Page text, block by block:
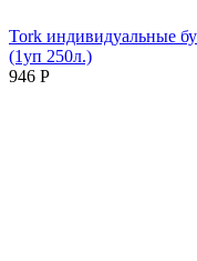
Tork индивидуальные
(1уп 250л.)
946 Р